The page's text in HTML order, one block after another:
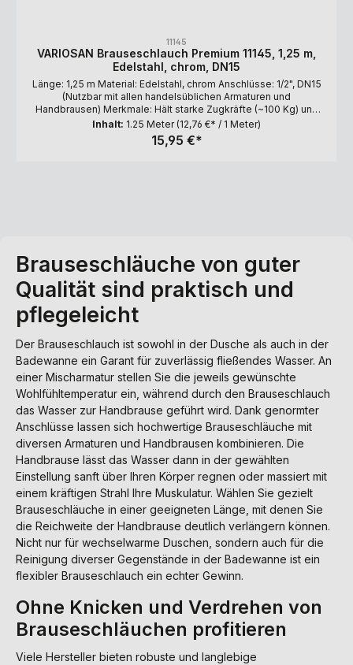
11145
VARIOSAN Brauseschlauch Premium 11145, 1,25 m,
Edelstahl, chrom, DN15
Länge: 1,25 m Material: Edelstahl, chrom Anschlüsse: 1/2", DN15
(Nutzbar mit allen handelsüblichen Armaturen und
Handbrausen) Merkmale: Hält starke Zugkräfte (~100 Kg) und
extreme Wasserdrücke (7 bar) aus. Sonstiges: Verdrehsicher,
Knickgeschützt, Lebensmittelecht, Made in Germany, TÜV-
Geprüft EN1113
Inhalt: 1.25 Meter (12,76 €* / 1 Meter)
15,95 €*
Brauseschläuche von guter
Qualität sind praktisch und
pflegeleicht
Der Brauseschlauch ist sowohl in der Dusche als auch in der
Badewanne ein Garant für zuverlässig fließendes Wasser. An
einer Mischarmatur stellen Sie die jeweils gewünschte
Wohlfühltemperatur ein, während durch den Brauseschlauch
das Wasser zur Handbrause geführt wird. Dank genormter
Anschlüsse lassen sich hochwertige Brauseschläuche mit
diversen Armaturen und Handbrausen kombinieren. Die
Handbrause lässt das Wasser dann in der gewählten
Einstellung sanft über Ihren Körper regnen oder massiert mit
einem kräftigen Strahl Ihre Muskulatur. Wählen Sie gezielt
Brauseschläuche in einer geeigneten Länge, mit denen Sie
die Reichweite der Handbrause deutlich verlängern können.
Nicht nur für wechselwarme Duschen, sondern auch für die
Reinigung diverser Gegenstände in der Badewanne ist ein
flexibler Brauseschlauch ein echter Gewinn.
Ohne Knicken und Verdrehen von
Brauseschläuchen profitieren
Viele Hersteller bieten robuste und langlebige